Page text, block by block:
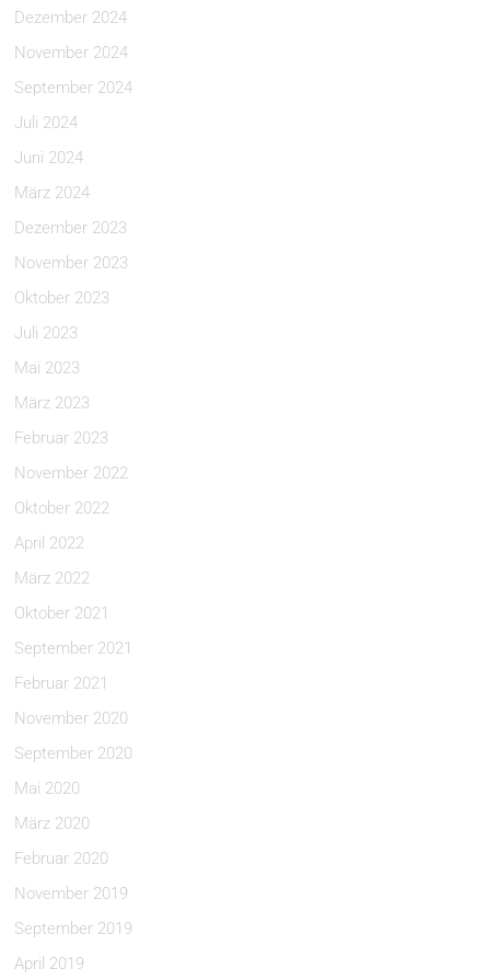
Dezember 2024
November 2024
September 2024
Juli 2024
Juni 2024
März 2024
Dezember 2023
November 2023
Oktober 2023
Juli 2023
Mai 2023
März 2023
Februar 2023
November 2022
Oktober 2022
April 2022
März 2022
Oktober 2021
September 2021
Februar 2021
November 2020
September 2020
Mai 2020
März 2020
Februar 2020
November 2019
September 2019
April 2019